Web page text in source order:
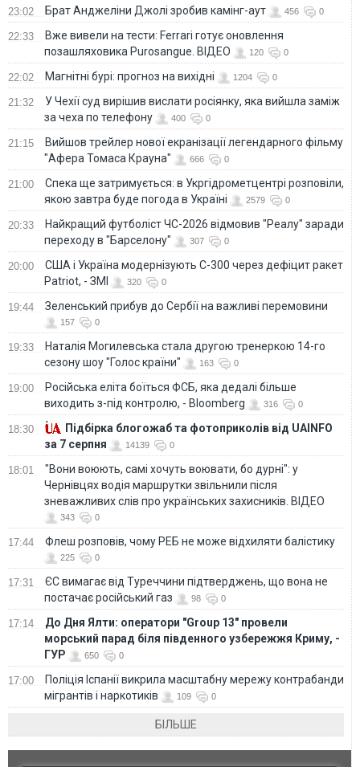
23:02 Брат Анджеліни Джолі зробив камінг-аут 456 0
22:33
Вже вивели на тести: Ferrari готує оновлення
позашляховика Purosangue. ВІДЕО
120 0
22:02 Магнітні бурі: прогноз на вихідні 1204 0
21:32
У Чехії суд вирішив вислати росіянку, яка вийшла заміж
за чеха по телефону
400 0
21:15
Вийшов трейлер нової екранізації легендарного фільму
"Афера Томаса Крауна"
666 0
21:00
Спека ще затримується: в Укргідрометцентрі розповіли,
якою завтра буде погода в Україні
2579 0
20:33
Найкращий футболіст ЧС-2026 відмовив "Реалу" заради
переходу в "Барселону"
307 0
20:00
США і Україна модернізують С-300 через дефіцит ракет
Patriot, - ЗМІ
320 0
19:44 Зеленський прибув до Сербії на важливі перемовини
157 0
19:33
Наталія Могилевська стала другою тренеркою 14-го
сезону шоу "Голос країни"
163 0
19:00
Російська еліта боїться ФСБ, яка дедалі більше
виходить з-під контролю, - Bloomberg
316 0
18:30
Підбірка блогожаб та фотоприколів від UAINFO
за 7 серпня
14139 0
18:01
"Вони воюють, самі хочуть воювати, бо дурні": у
Чернівцях водія маршрутки звільнили після
зневажливих слів про українських захисників. ВІДЕО
343 0
17:44 Флеш розповів, чому РЕБ не може відхиляти балістику
225 0
17:31
ЄС вимагає від Туреччини підтверджень, що вона не
постачає російський газ
98 0
17:14
До Дня Ялти: оператори "Group 13" провели
морський парад біля південного узбережжя Криму, -
ГУР
650 0
17:00
Поліція Іспанії викрила масштабну мережу контрабанди
мігрантів і наркотиків
109 0
БІЛЬШЕ